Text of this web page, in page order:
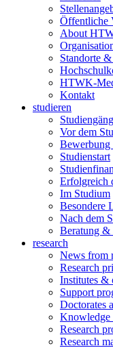
Öffentliche
About
Standorte
HTWK-
Kontakt
studieren
Vor dem
Studienstart
Erfolgreich
Im Studium
Besondere
Nach dem
Beratung &
research
News from
Research
Institutes &
Support
Doctorates
Knowledge
Research
Research